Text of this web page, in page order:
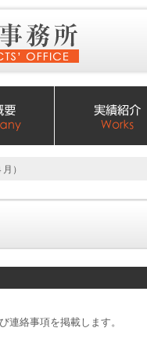
）
連絡事項を掲載します。